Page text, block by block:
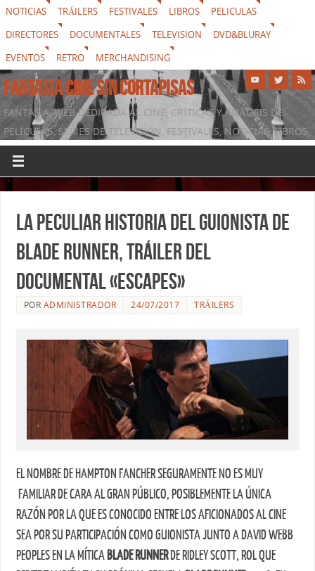
NOTICIAS TRÁILERS FESTIVALES LIBROS
PELICULAS
DIRECTORES
DOCUMENTALES TELEVISION
DVD&BLURAY
EVENTOS
RETRO MERCHANDISING
FANTASIA CINE SIN CORTAPISAS
FANTASIA, WEB DEDICADA AL CINE, CRÍTICAS Y ANÁLISIS DE
PELÍCULAS, SERIES DE TELEVISIÓN, FESTIVALES, NOTICIAS, LIBROS,
DVD & BLURAY, MERCHANDISING Y TODO LO QUE RODEA AL
SÉPTIMO ARTE
La peculiar historia del guionista de
Blade Runner, tráiler del
documental «Escapes»
POR ADMINISTRADOR 24/07/2017 TRÁILERS
EL NOMBRE DE HAMPTON FANCHER SEGURAMENTE NO ES MUY
FAMILIAR DE CARA AL GRAN PÚBLICO, POSIBLEMENTE LA ÚNICA
RAZÓN POR LA QUE ES CONOCIDO ENTRE LOS AFICIONADOS AL CINE
SEA POR SU PARTICIPACIÓN COMO GUIONISTA JUNTO A DAVID WEBB
PEOPLES EN LA MÍTICA BLADE RUNNERDE RIDLEY SCOTT, ROL QUE